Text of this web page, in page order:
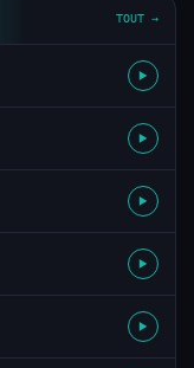
TOUT →
▶
▶
▶
▶
▶